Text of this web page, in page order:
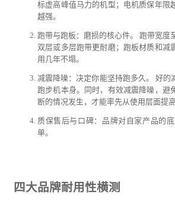
标虚高峰值马力的机型；电机质保年限
越强。
跑带与跑板：磨损的核心件。 跑带宽度
双层或多层跑带更耐磨；跑板材质和减
用几年不塌。
减震降噪：决定你能坚持跑多久。 好
跑步机本身。同时，有效减震降噪，避
断的情况发生，才能率先从使用层面提
质保售后与口碑：品牌对自家产品的
单。
四大品牌耐用性横测